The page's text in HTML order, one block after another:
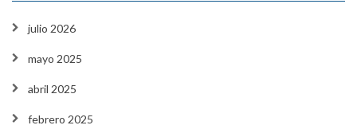
julio 2026
mayo 2025
abril 2025
febrero 2025